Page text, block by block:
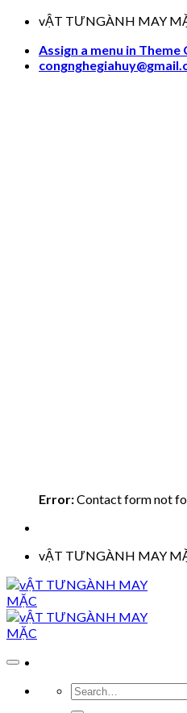
Skip
content
vẬT TƯNGÀNH MAY
Assign a menu in
Error:Contact form not
vẬT TƯNGÀNH MAY
Search
for: